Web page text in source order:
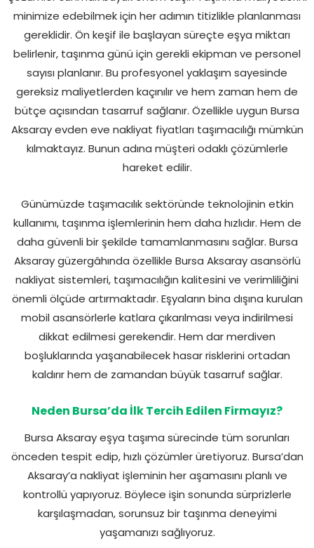
minimize edebilmek için her adımın titizlikle planlanması
gereklidir. Ön keşif ile başlayan süreçte eşya miktarı
belirlenir, taşınma günü için gerekli ekipman ve personel
sayısı planlanır. Bu profesyonel yaklaşım sayesinde
gereksiz maliyetlerden kaçınılır ve hem zaman hem de
bütçe açısından tasarruf sağlanır. Özellikle uygun Bursa
Aksaray evden eve nakliyat fiyatları taşımacılığı mümkün
kılmaktayız. Bunun adına müşteri odaklı çözümlerle
hareket edilir.
Günümüzde taşımacılık sektöründe teknolojinin etkin
kullanımı, taşınma işlemlerinin hem daha hızlıdır. Hem de
daha güvenli bir şekilde tamamlanmasını sağlar. Bursa
Aksaray güzergâhında özellikle Bursa Aksaray asansörlü
nakliyat sistemleri, taşımacılığın kalitesini ve verimliliğini
önemli ölçüde artırmaktadır. Eşyaların bina dışına kurulan
mobil asansörlerle katlara çıkarılması veya indirilmesi
dikkat edilmesi gerekendir. Hem dar merdiven
boşluklarında yaşanabilecek hasar risklerini ortadan
kaldırır hem de zamandan büyük tasarruf sağlar.
Neden Bursa’da İlk Tercih Edilen Firmayız?
Bursa Aksaray eşya taşıma sürecinde tüm sorunları
önceden tespit edip, hızlı çözümler üretiyoruz. Bursa’dan
Aksaray’a nakliyat işleminin her aşamasını planlı ve
kontrollü yapıyoruz. Böylece işin sonunda sürprizlerle
karşılaşmadan, sorunsuz bir taşınma deneyimi
yaşamanızı sağlıyoruz.